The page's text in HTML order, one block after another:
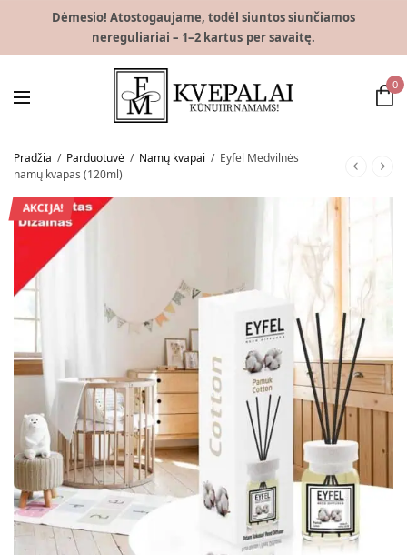
Dėmesio! Atostogaujame, todėl siuntos siunčiamos
nereguliariai – 1–2 kartus per savaitę.
0
Pradžia / Parduotuvė / Namų kvapai / Eyfel Medvilnės
namų kvapas (120ml)
AKCIJA!